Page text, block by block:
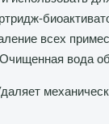
всех
вода